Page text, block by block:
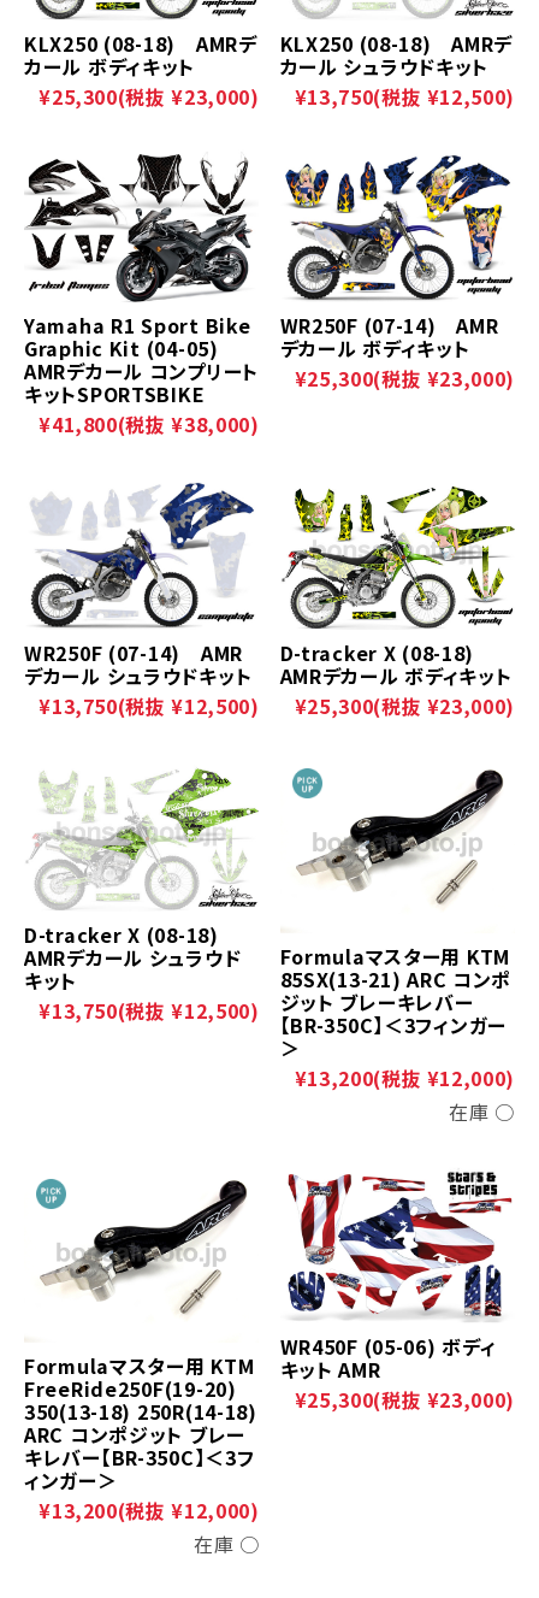
KLX250 (08-18) AMRデ
カール ボディキット
¥25,300(税抜 ¥23,000)
KLX250 (08-18) AMRデ
カール シュラウドキット
¥13,750(税抜 ¥12,500)
Yamaha R1 Sport Bike
Graphic Kit (04-05)
AMRデカール コンプリート
キットSPORTSBIKE
¥41,800(税抜 ¥38,000)
WR250F (07-14) AMR
デカール ボディキット
¥25,300(税抜 ¥23,000)
WR250F (07-14) AMR
デカール シュラウドキット
¥13,750(税抜 ¥12,500)
D-tracker X (08-18)
AMRデカール ボディキット
¥25,300(税抜 ¥23,000)
D-tracker X (08-18)
AMRデカール シュラウド
キット
¥13,750(税抜 ¥12,500)
Formulaマスター用 KTM
85SX(13-21) ARC コンポ
ジット ブレーキレバー
【BR-350C】＜3フィンガー
＞
¥13,200(税抜 ¥12,000)
在庫 ○
Formulaマスター用 KTM
FreeRide250F(19-20)
350(13-18) 250R(14-18)
ARC コンポジット ブレー
キレバー【BR-350C】＜3フ
ィンガー＞
¥13,200(税抜 ¥12,000)
在庫 ○
WR450F (05-06) ボディ
キット AMR
¥25,300(税抜 ¥23,000)